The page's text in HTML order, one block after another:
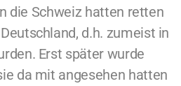
die Schweiz hatten retten
d.h. zumeist in
Erst später wurde
da mit angesehen hatten